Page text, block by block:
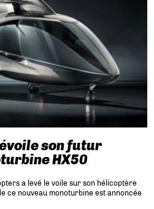
son futur
HX50
a levé le voile sur son hélicoptère
ce nouveau monoturbine est annoncée